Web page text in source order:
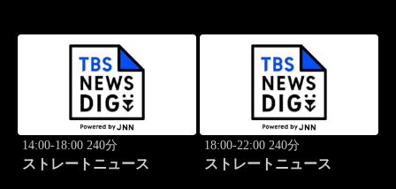
14:00-18:00 240分
ストレートニュース
18:00-22:00 240分
ストレートニュース